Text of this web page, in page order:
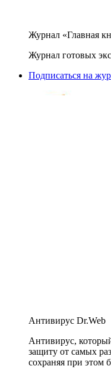
Журнал «Главная
Журнал готовых
Подписаться на
Антивирус Dr.Web
Антивирус,
защиту от самых
сохраняя при этом